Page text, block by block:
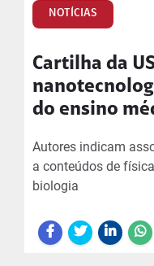
NOTÍCIAS
Cartilha da
do ensino
Autores indicam
a conteúdos de
biologia